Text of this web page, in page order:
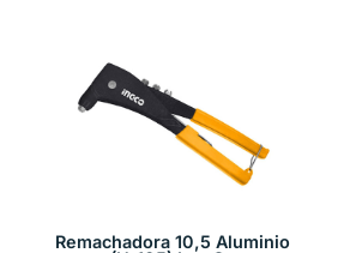
Remachadora 10,5 Aluminio